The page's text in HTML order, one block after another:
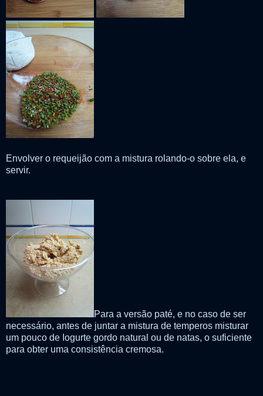
Envolver o requeijão com a mistura rolando-o sobre ela, e
servir.
Para a versão paté, e no caso de ser
necessário, antes de juntar a mistura de temperos misturar
um pouco de Iogurte gordo natural ou de natas, o suficiente
para obter uma consistência cremosa.